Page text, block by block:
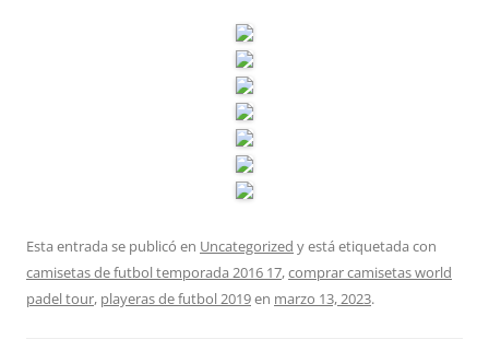
Esta entrada se publicó en Uncategorized y está etiquetada con
camisetas de futbol temporada 2016 17,comprar camisetas world
padel tour, playeras de futbol 2019en marzo 13, 2023.